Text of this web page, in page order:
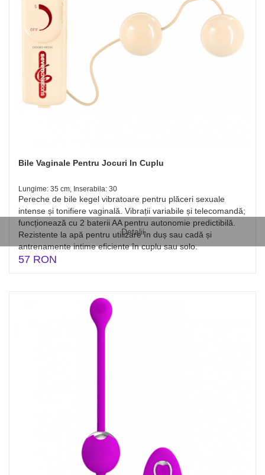
Detalii
Bile Vaginale Pentru Jocuri In Cuplu
Lungime: 35 cm, Inserabila: 30
Pereche de bile kegel vibratoare pentru plăceri sexuale
intense și tonifiere vaginală. Vibrații variabile și telecomandă;
funcționează cu 2 baterii AA pentru autonomie predictibilă.
Rezistente la apă pentru utilizare în duș sau cadă și
antrenamente intime eficiente în cuplu sau solo.
57 RON